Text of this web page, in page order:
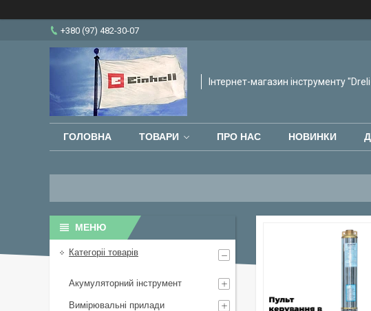
+380 (97) 482-30-07
Інтернет-магазин інструменту
ГОЛОВНА ТОВАРИ ПРО НАС НОВИНКИ
Категоріі товарів
Акумуляторний інструмент
Вимірювальні прилади